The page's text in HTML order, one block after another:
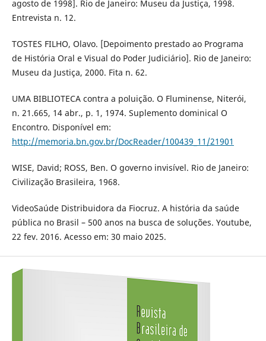
agosto de 1998]. Rio de Janeiro: Museu da Justiça, 1998.
Entrevista n. 12.
TOSTES FILHO, Olavo. [Depoimento prestado ao Programa
de História Oral e Visual do Poder Judiciário]. Rio de Janeiro:
Museu da Justiça, 2000. Fita n. 62.
UMA BIBLIOTECA contra a poluição. O Fluminense, Niterói,
n. 21.665, 14 abr., p. 1, 1974. Suplemento dominical O
Encontro. Disponível em:
http://memoria.bn.gov.br/DocReader/100439_11/21901
WISE, David; ROSS, Ben. O governo invisível. Rio de Janeiro:
Civilização Brasileira, 1968.
VideoSaúde Distribuidora da Fiocruz. A história da saúde
pública no Brasil – 500 anos na busca de soluções. Youtube,
22 fev. 2016. Acesso em: 30 maio 2025.